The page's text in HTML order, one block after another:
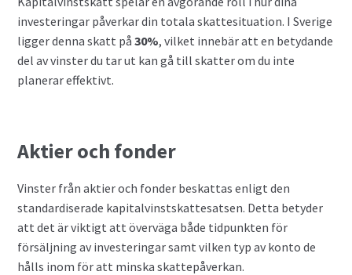
investeringar påverkar din totala skattesituation. I Sverige
ligger denna skatt på30%, vilket innebär att en betydande
del av vinster du tar ut kan gå till skatter om du inte
planerar effektivt.
Aktier och fonder
Vinster från aktier och fonder beskattas enligt den
standardiserade kapitalvinstskattesatsen. Detta betyder
att det är viktigt att överväga både tidpunkten för
försäljning av investeringar samt vilken typ av konto de
hålls inom för att minska skattepåverkan.